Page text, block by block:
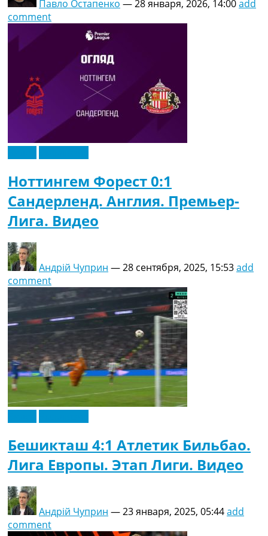
Павло Остапенко —28 января, 2026, 14:00add
comment
Ноттингем Форест 0:1
Сандерленд. Англия. Премьер-
Лига. Видео
Андрій Чуприн —28 сентября, 2025, 15:53add
comment
Бешикташ 4:1 Атлетик Бильбао.
Лига Европы. Этап Лиги. Видео
Андрій Чуприн —23 января, 2025, 05:44add
comment